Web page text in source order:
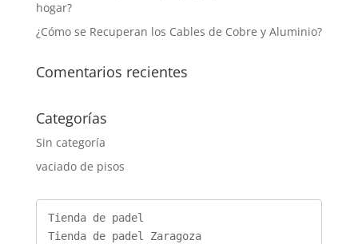
hogar?
¿Cómo se Recuperan los Cables de Cobre y Aluminio?
Comentarios recientes
Categorías
Sin categoría
vaciado de pisos
Tienda de padel
Tienda de padel Zaragoza